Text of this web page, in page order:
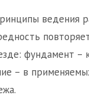
ведения
фундамент –
– в